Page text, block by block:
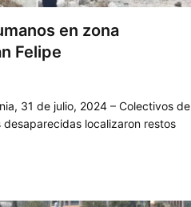
en zona
Felipe
31 de julio, 2024 – Colectivos de
localizaron restos